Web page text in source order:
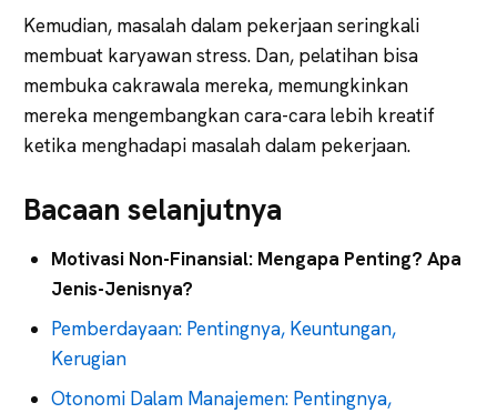
Kemudian, masalah dalam pekerjaan seringkali
membuat karyawan stress. Dan, pelatihan bisa
membuka cakrawala mereka, memungkinkan
mereka mengembangkan cara-cara lebih kreatif
ketika menghadapi masalah dalam pekerjaan.
Bacaan selanjutnya
Motivasi Non-Finansial: Mengapa Penting? Apa
Jenis-Jenisnya?
Pemberdayaan: Pentingnya, Keuntungan,
Kerugian
Otonomi Dalam Manajemen: Pentingnya,